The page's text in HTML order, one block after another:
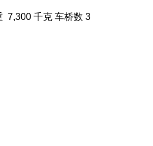
7,300 千克 车桥数 3